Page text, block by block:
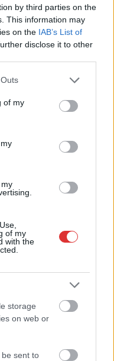
by third parties on the
This information may
on the IAB’s List of
disclose it to other
one or more Google
You may click to
its third-party tags to
in below Google
of my
of my
with the
storage
on web or
sent to
a segítség.
Nagy segítség lehet az
elnevezésű, országos
felettiek ingyenesen
igényelhetnek. Erről
tájékoztatót a szolnoki